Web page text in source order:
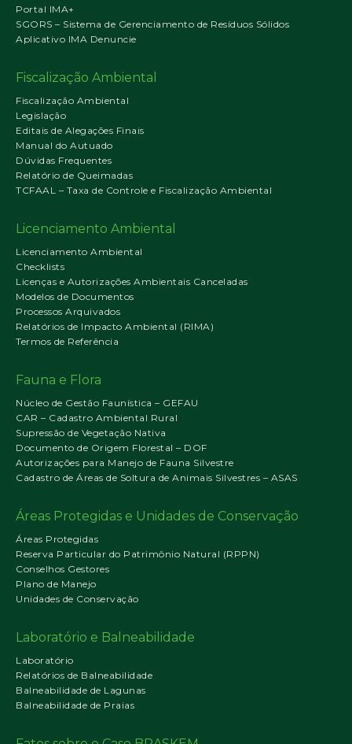
Portal IMA+
SGORS – Sistema de Gerenciamento de Resíduos Sólidos
Aplicativo IMA Denuncie
Fiscalização Ambiental
Fiscalização Ambiental
Legislação
Editais de Alegações Finais
Manual do Autuado
Dúvidas Frequentes
Relatório de Queimadas
TCFAAL – Taxa de Controle e Fiscalização Ambiental
Licenciamento Ambiental
Licenciamento Ambiental
Checklists
Licenças e Autorizações Ambientais Canceladas
Modelos de Documentos
Processos Arquivados
Relatórios de Impacto Ambiental (RIMA)
Termos de Referência
Fauna e Flora
Núcleo de Gestão Faunística – GEFAU
CAR – Cadastro Ambiental Rural
Supressão de Vegetação Nativa
Documento de Origem Florestal – DOF
Autorizações para Manejo de Fauna Silvestre
Cadastro de Áreas de Soltura de Animais Silvestres – ASAS
Áreas Protegidas e Unidades de Conservação
Áreas Protegidas
Reserva Particular do Patrimônio Natural (RPPN)
Conselhos Gestores
Plano de Manejo
Unidades de Conservação
Laboratório e Balneabilidade
Laboratório
Relatórios de Balneabilidade
Balneabilidade de Lagunas
Balneabilidade de Praias